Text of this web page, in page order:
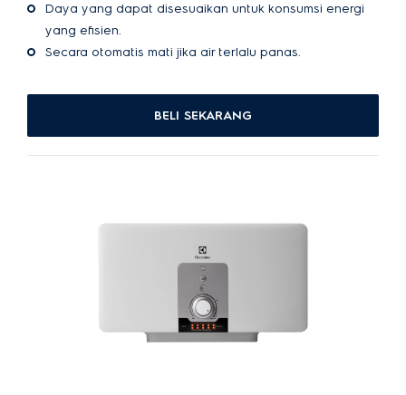
Daya yang dapat disesuaikan untuk konsumsi energi
yang efisien.
Secara otomatis mati jika air terlalu panas.
BELI SEKARANG